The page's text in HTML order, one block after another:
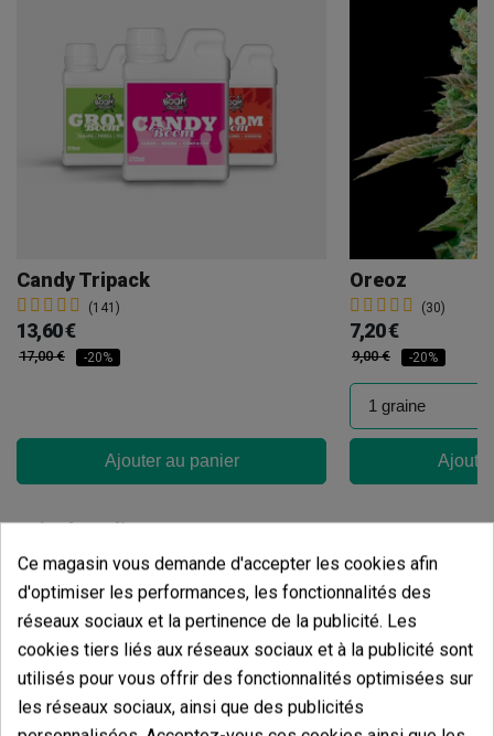
Candy Tripack
(141)
13,60 €
17,00 € -20%
Ajouter au panier
Oreoz
(30)
7,20 €
9,00 € -20%
Avis des clients
5 étoiles
93.75%
4 étoiles
6.25%
3 étoiles
0.00%
2 étoiles
0.00%
1 étoiles
Ce magasin vous demande d'accepter les cookies afin
d'optimiser les performances, les fonctionnalités des
réseaux sociaux et la pertinence de la publicité. Les
cookies tiers liés aux réseaux sociaux et à la publicité sont
utilisés pour vous offrir des fonctionnalités optimisées sur
les réseaux sociaux, ainsi que des publicités